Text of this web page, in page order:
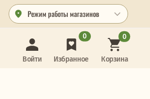
Режим работы магазинов
Войти Избранное
0
Корзина
0